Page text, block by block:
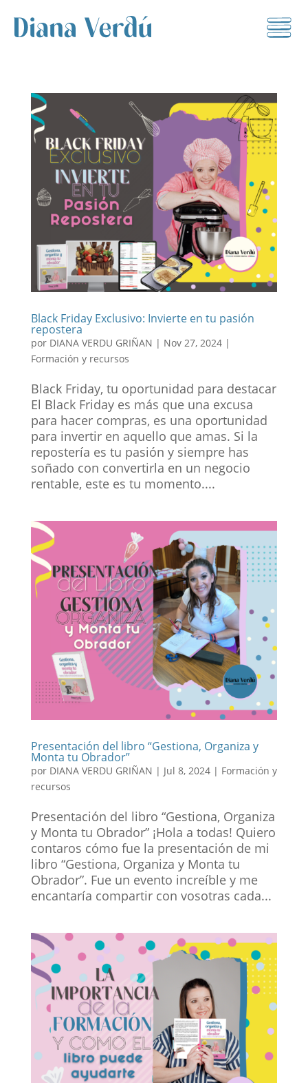
Black Friday Exclusivo: Invierte en tu pasión
repostera
por DIANA VERDU GRIÑAN | Nov 27, 2024|
Formación y recursos
Black Friday, tu oportunidad para destacar
El Black Friday es más que una excusa
para hacer compras, es una oportunidad
para invertir en aquello que amas. Si la
repostería es tu pasión y siempre has
soñado con convertirla en un negocio
rentable, este es tu momento....
Presentación del libro “Gestiona, Organiza y
Monta tu Obrador”
por DIANA VERDU GRIÑAN | Jul 8, 2024| Formación y
recursos
Presentación del libro “Gestiona, Organiza
y Monta tu Obrador” ¡Hola a todas! Quiero
contaros cómo fue la presentación de mi
libro “Gestiona, Organiza y Monta tu
Obrador”. Fue un evento increíble y me
encantaría compartir con vosotras cada...